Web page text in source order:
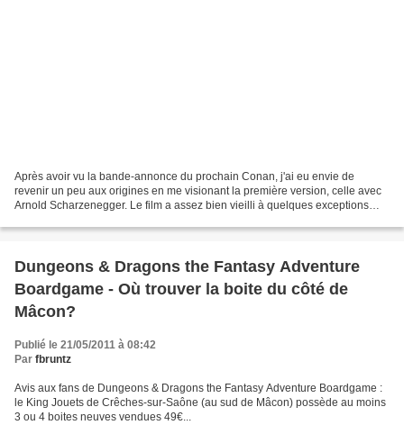
Après avoir vu la bande-annonce du prochain Conan, j'ai eu envie de
revenir un peu aux origines en me visionant la première version, celle avec
Arnold Scharzenegger. Le film a assez bien vieilli à quelques exceptions
Dungeons & Dragons the Fantasy Adventure
Boardgame - Où trouver la boite du côté de
Mâcon?
Publié le 21/05/2011 à 08:42
Par fbruntz
Avis aux fans de Dungeons & Dragons the Fantasy Adventure Boardgame :
le King Jouets de Crêches-sur-Saône (au sud de Mâcon) possède au moins
3 ou 4 boites neuves vendues 49€...